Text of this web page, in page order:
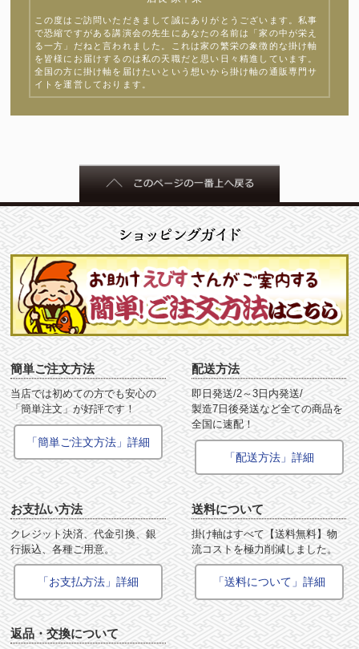
この度はご訪問いただきまして誠にありがとうございます。私事
で恐縮ですがある講演会の先生にあなたの名前は「家の中が栄え
る一方」だねと言われました。これは家の繁栄の象徴的な掛け軸
を皆様にお届けするのは私の天職だと思い日々精進しています。
全国の方に掛け軸を届けたいという想いから掛け軸の通販専門サ
イトを運営しております。
簡単ご注文方法
当店では初めての方でも安心の
「簡単注文」が好評です！
「簡単ご注文方法」詳細
配送方法
即日発送/2～3日内発送/
製造7日後発送など全ての商品を
全国に速配！
「配送方法」詳細
お支払い方法
クレジット決済、代金引換、銀
行振込、各種ご用意。
「お支払方法」詳細
送料について
掛け軸はすべて【送料無料】物
流コストを極力削減しました。
「送料について」詳細
返品・交換について